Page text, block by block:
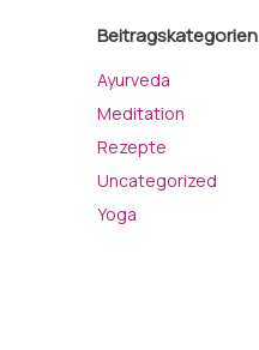
Beitragskategorien
Ayurveda
Meditation
Rezepte
Uncategorized
Yoga